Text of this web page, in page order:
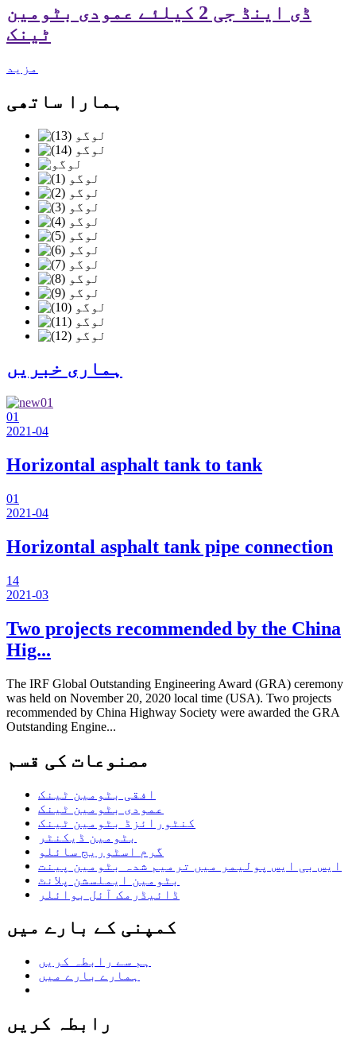
ڈی اینڈ جی 2 کیلئے عمودی بٹومین
ٹینک
مزید
ہمارا ساتھی
ہماری خبریں
01
2021-04
Horizontal asphalt tank to tank
01
2021-04
Horizontal asphalt tank pipe connection
14
2021-03
Two projects recommended by the China
Hig...
The IRF Global Outstanding Engineering Award (GRA) ceremony
was held on November 20, 2020 local time (USA). Two projects
recommended by China Highway Society were awarded the GRA
Outstanding Engine...
مصنوعات کی قسم
افقی بٹومین ٹینک
عمودی بٹومین ٹینک
کنٹورائزڈ بٹومین ٹینک
بٹومین ڈیکنٹر
گرم اسٹوریج سائلو
ایس بی ایس پولیمر میں ترمیم شدہ بٹومین پینت
بٹومین ایملسشن پلانٹ
ڈائیڈرمک آئل بوائلر
کمپنی کے بارے میں
ہم سے رابطہ کریں
ہمارے بارے میں
رابطہ کریں